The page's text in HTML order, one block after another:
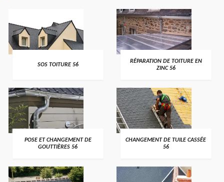
>
SOS TOITURE 56 >
RÉPARATION DE TOITURE EN
ZINC 56
>
POSE ET CHANGEMENT DE
GOUTTIÈRES 56
>
CHANGEMENT DE TUILE CASSÉE
56